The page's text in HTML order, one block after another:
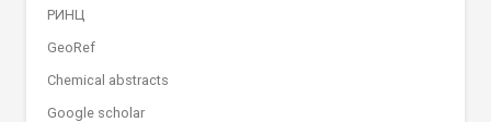
РИНЦ
GeoRef
Chemical abstracts
Google scholar